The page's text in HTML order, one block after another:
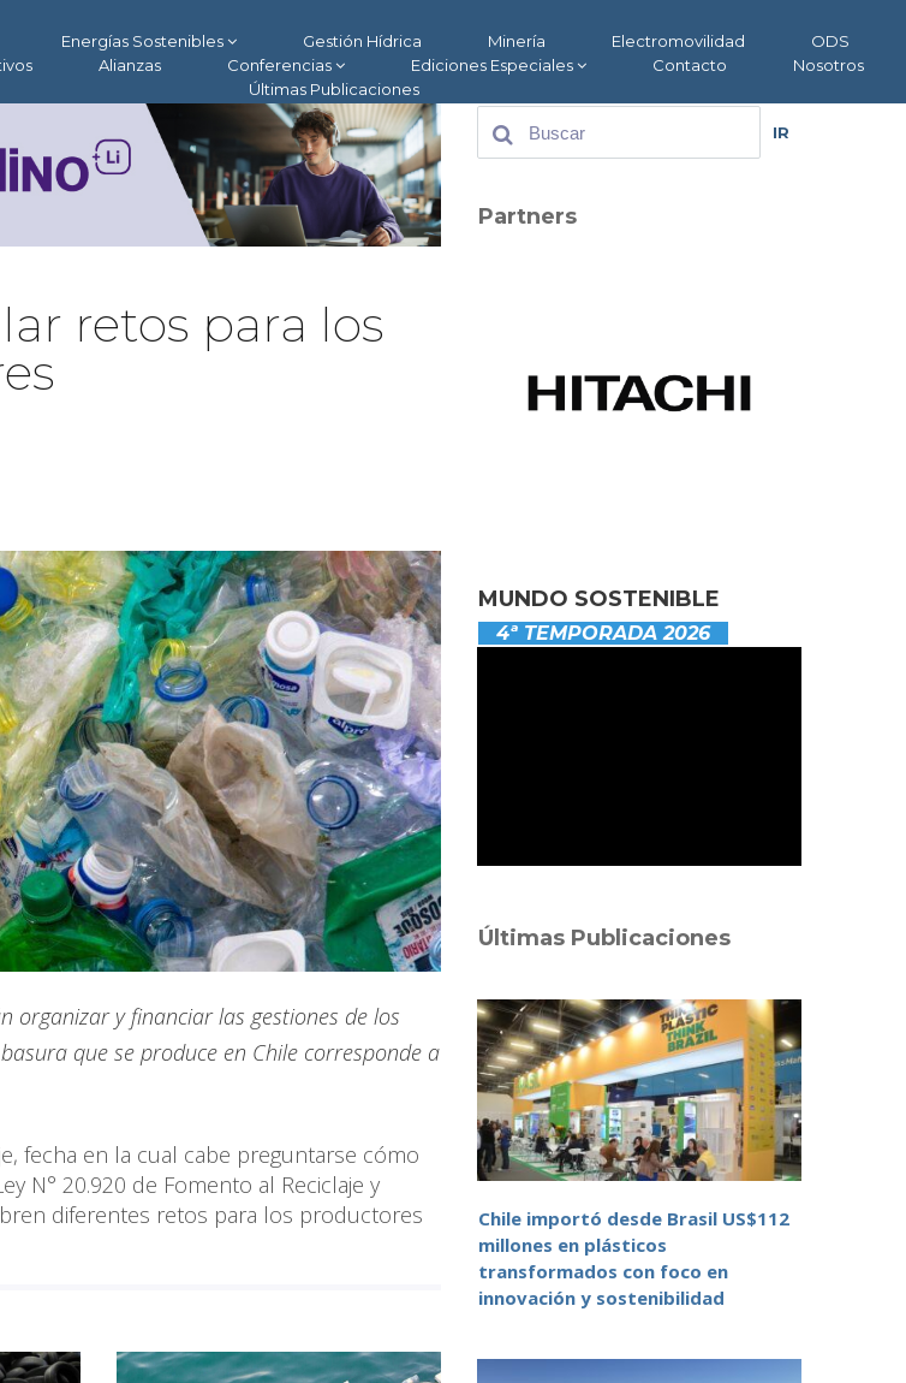
Energías Sostenibles Gestión Hídrica Minería Electromovilidad
ODS
Alianzas Conferencias Ediciones Especiales Contacto
Nosotros
Últimas Publicaciones
retos para los
organizar y financiar las gestiones de los
que se produce en Chile corresponde a
fecha en la cual cabe preguntarse cómo
N° 20.920 de Fomento al Reciclaje y
diferentes retos para los productores
IR
Partners
MUNDO SOSTENIBLE
4ª TEMPORADA 2026
Últimas Publicaciones
Chile importó desde Brasil US$112
millones en plásticos
transformados con foco en
innovación y sostenibilidad